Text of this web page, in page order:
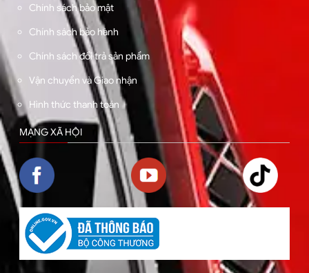
Chính sách bảo mật
Chính sách bảo hành
Chính sách đổi trả sản phẩm
Vận chuyển và Giao nhận
Hình thức thanh toán
MẠNG XÃ HỘI